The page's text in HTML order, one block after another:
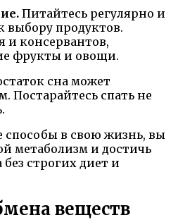
Питайтесь регулярно и
выбору продуктов.
и консервантов,
фрукты и овощи.
сна может
Постарайтесь спать не
способы в свою жизнь, вы
метаболизм и достичь
без строгих диет и
веществ